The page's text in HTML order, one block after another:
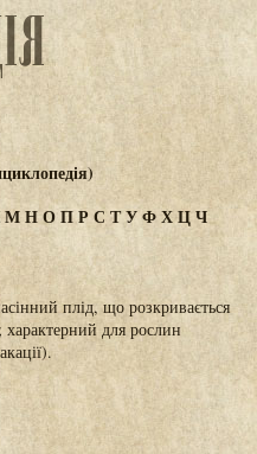
МНОПР СТУФХЦЧ
плід, що розкривається
для рослин